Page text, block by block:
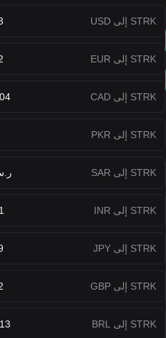
STRK إلى USD
STRK إلى EUR
STRK إلى CAD
STRK إلى PKR
STRK إلى SAR
STRK إلى INR
STRK إلى JPY
STRK إلى GBP
STRK إلى BRL